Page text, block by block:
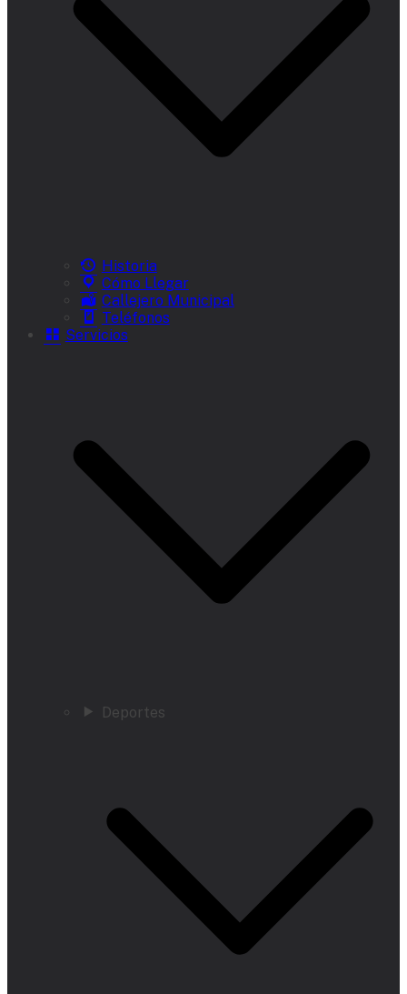
Historia
Cómo Llegar
Callejero Municipal
Teléfonos
Servicios
Deportes